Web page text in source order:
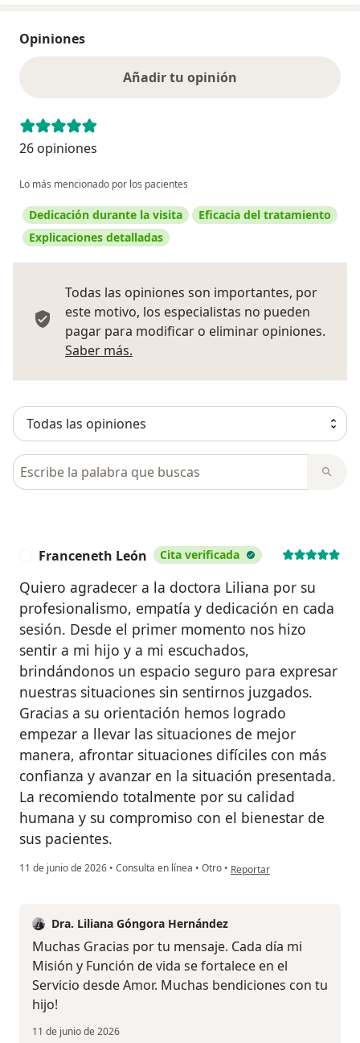
Opiniones
Añadir tu opinión
26 opiniones
Lo más mencionado por los pacientes
Dedicación durante la visita
Eficacia del tratamiento
Explicaciones detalladas
Todas las opiniones son importantes, por
este motivo, los especialistas no pueden
pagar para modificar o eliminar opiniones.
Saber más.
Busca en opiniones
Franceneth León Cita verificada
Quiero agradecer a la doctora Liliana por su
profesionalismo, empatía y dedicación en cada
sesión. Desde el primer momento nos hizo
sentir a mi hijo y a mi escuchados,
brindándonos un espacio seguro para expresar
nuestras situaciones sin sentirnos juzgados.
Gracias a su orientación hemos logrado
empezar a llevar las situaciones de mejor
manera, afrontar situaciones difíciles con más
confianza y avanzar en la situación presentada.
La recomiendo totalmente por su calidad
humana y su compromiso con el bienestar de
sus pacientes.
11 de junio de 2026 • Consulta en línea • Otro • en opinión del usuario
Reportar
Dra. Liliana Góngora Hernández
Muchas Gracias por tu mensaje. Cada día mi
Misión y Función de vida se fortalece en el
Servicio desde Amor. Muchas bendiciones con tu
hijo!
11 de junio de 2026